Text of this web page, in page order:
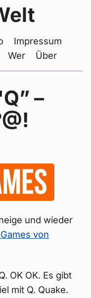
Impressum
Wer Über
–
und wieder
von
OK OK. Es gibt
mit Q. Quake.